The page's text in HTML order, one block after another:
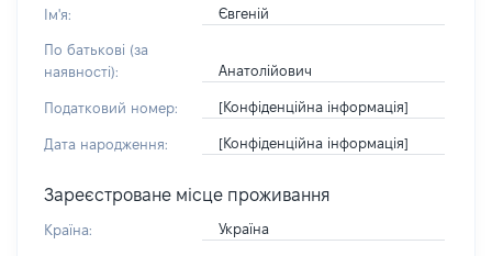
Ім'я: Євгеній
По батькові (за
наявності):
Анатолійович
Податковий номер: [Конфіденційна інформація]
Дата народження: [Конфіденційна інформація]
Зареєстроване місце проживання
Країна: Україна